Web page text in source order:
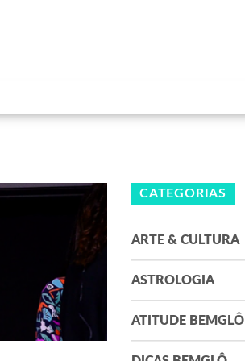
CATEGORIAS
ARTE & CULTURA
ASTROLOGIA
ATITUDE BEMGLÔ